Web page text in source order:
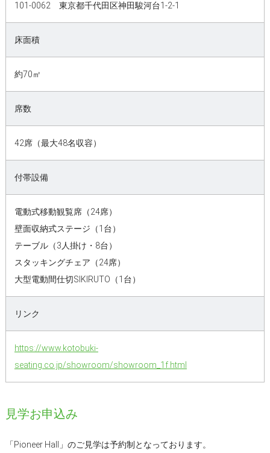
101-0062 東京都千代田区神田駿河台1-2-1
床面積
約70㎡
席数
42席（最大48名収容）
付帯設備
電動式移動観覧席（24席）
壁面収納式ステージ（1台）
テーブル（3人掛け・8台）
スタッキングチェア（24席）
大型電動間仕切SIKIRUTO（1台）
リンク
https://www.kotobuki-
seating.co.jp/showroom/showroom_1f.html
見学お申込み
「Pioneer Hall」のご見学は予約制となっております。